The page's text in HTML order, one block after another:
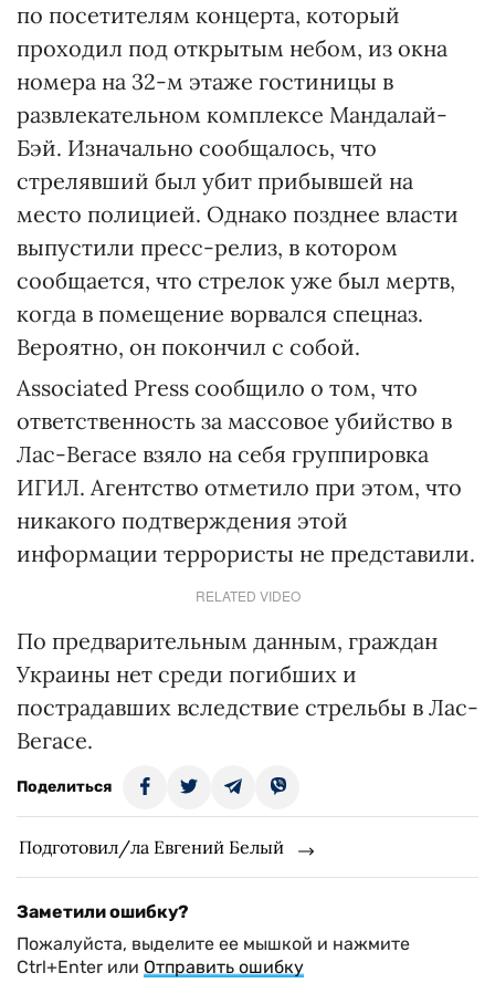
по посетителям концерта, который
проходил под открытым небом, из окна
номера на 32-м этаже гостиницы в
развлекательном комплексе Мандалай-
Бэй. Изначально сообщалось, что
стрелявший был убит прибывшей на
место полицией. Однако позднее власти
выпустили пресс-релиз, в котором
сообщается, что стрелок уже был мертв,
когда в помещение ворвался спецназ.
Вероятно, он покончил с собой.
Associated Press сообщило о том, что
ответственность за массовое убийство в
Лас-Вегасе взяло на себя группировка
ИГИЛ. Агентство отметило при этом, что
никакого подтверждения этой
информации террористы не представили.
RELATED VIDEO
По предварительным данным, граждан
Украины нет среди погибших и
пострадавших вследствие стрельбы в Лас-
Вегасе.
Поделиться
Подготовил/ла Евгений Белый
Заметили ошибку?
Пожалуйста, выделите ее мышкой и нажмите
Ctrl+Enter или Отправить ошибку